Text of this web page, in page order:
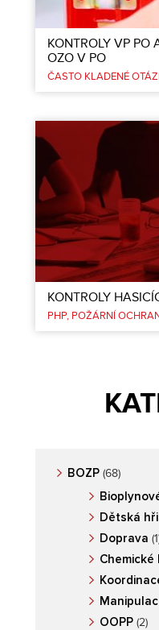
KONTROLY VP PO
OZO V PO
ČASTO KLADENÉ
KONTROLY
PHP POŽÁRNÍ
BOZP (68)
Dětská
Doprava
OOPP (2)